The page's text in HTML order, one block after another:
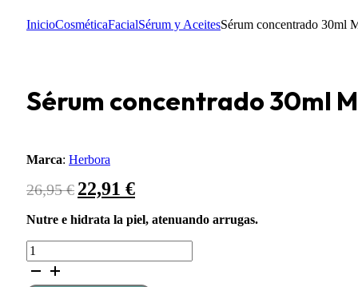
InicioCosméticaFacialSérum y AceitesSérum concentrado 30ml
Sérum concentrado 30ml
Marca: Herbora
26,95€ El
precio
original
22,91 €El
precio
actual
Nutre e hidrata la piel, atenuando arrugas.
Sérum
concentrado